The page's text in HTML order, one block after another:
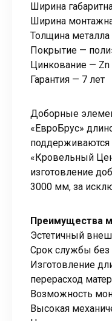
Ширина
Ширина
Толщина
Покрытие —
Цинкование — Zn
Гарантия — 7 лет
Доборные
«ЕвроБрус»
поддерживаются
«Кровельный
изготовление
3000 мм, за
Преимущества
Эстетичный
Срок службы без
Изготовление
перерасход
Возможность
Высокая